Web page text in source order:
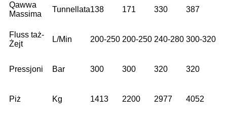
Qawwa
Massima
Tunnellata138 171 330 387
Fluss taż-
Żejt
L/Min 200-250 200-250 240-280 300-320
Pressjoni Bar 300 300 320 320
Piż Kg 1413 2200 2977 4052